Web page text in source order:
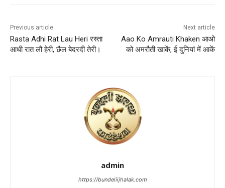
Previous article
Rasta Adhi Rat Lau Heri रस्ता
आधी रात लौ हेरी, छैल बेदरदी तेरी।
Next article
Aao Ko Amrauti Khaken आओ
को अमरौती खाकें, ई दुनियां में आकें
admin
https://bundeliijhalak.com